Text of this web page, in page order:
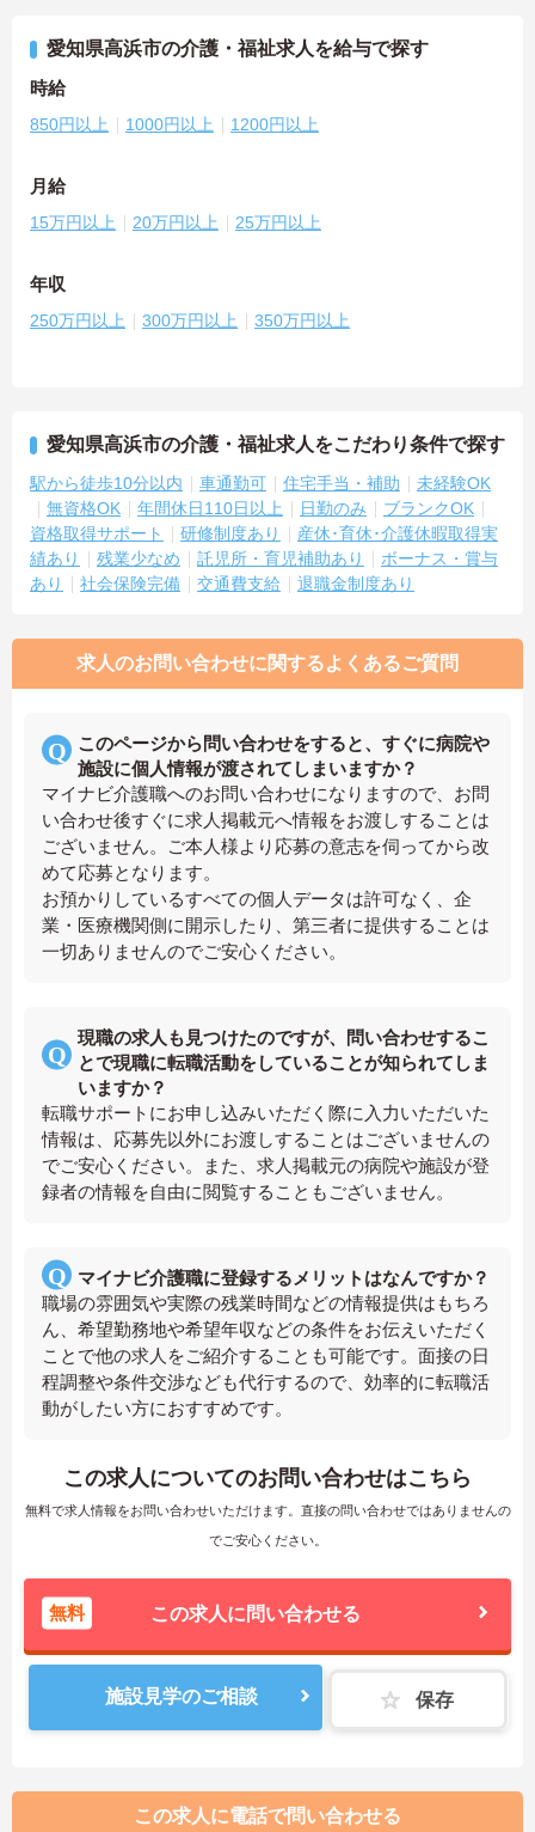
愛知県高浜市の介護・福祉求人を給与で探す
時給
850円以上 1000円以上 1200円以上
月給
15万円以上 20万円以上 25万円以上
年収
250万円以上 300万円以上 350万円以上
愛知県高浜市の介護・福祉求人をこだわり条件で探す
駅から徒歩10分以内 車通勤可 住宅手当・補助
未経験OK
無資格OK
年間休日110日以上 日勤のみ
ブランクOK
資格取得サポート
研修制度あり
産休･育休･介護休暇取得実
績あり
残業少なめ 託児所・育児補助あり
ボーナス・賞与
あり
社会保険完備 交通費支給 退職金制度あり
求人のお問い合わせに関するよくあるご質問
このページから問い合わせをすると、すぐに病院や
施設に個人情報が渡されてしまいますか？
マイナビ介護職へのお問い合わせになりますので、お問
い合わせ後すぐに求人掲載元へ情報をお渡しすることは
ございません。ご本人様より応募の意志を伺ってから改
めて応募となります。
お預かりしているすべての個人データは許可なく、企
業・医療機関側に開示したり、第三者に提供することは
一切ありませんのでご安心ください。
現職の求人も見つけたのですが、問い合わせするこ
とで現職に転職活動をしていることが知られてしま
いますか？
転職サポートにお申し込みいただく際に入力いただいた
情報は、応募先以外にお渡しすることはございませんの
でご安心ください。また、求人掲載元の病院や施設が登
録者の情報を自由に閲覧することもございません。
マイナビ介護職に登録するメリットはなんですか？
職場の雰囲気や実際の残業時間などの情報提供はもちろ
ん、希望勤務地や希望年収などの条件をお伝えいただく
ことで他の求人をご紹介することも可能です。面接の日
程調整や条件交渉なども代行するので、効率的に転職活
動がしたい方におすすめです。
この求人についてのお問い合わせはこちら
無料で求人情報をお問い合わせいただけます。直接の問い合わせではありませんの
でご安心ください。
無料 この求人に問い合わせる
施設見学のご相談 保存
この求人に電話で問い合わせる